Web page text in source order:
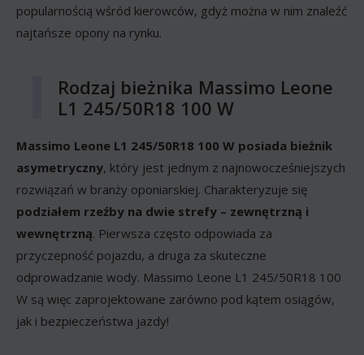
popularnością wśród kierowców, gdyż można w nim znaleźć
najtańsze opony na rynku.
Rodzaj bieżnika Massimo Leone
L1 245/50R18 100 W
Massimo Leone L1 245/50R18 100 W posiada bieżnik
asymetryczny, który jest jednym z najnowocześniejszych
rozwiązań w branży oponiarskiej. Charakteryzuje się
podziałem rzeźby na dwie strefy – zewnętrzną i
wewnętrzną. Pierwsza często odpowiada za
przyczepność pojazdu, a druga za skuteczne
odprowadzanie wody. Massimo Leone L1 245/50R18 100
W są więc zaprojektowane zarówno pod kątem osiągów,
jak i bezpieczeństwa jazdy!